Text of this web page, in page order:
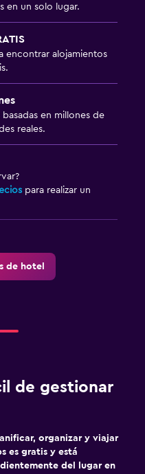
en un solo lugar.
encontrar alojamientos
en millones de
reales.
para realizar un
de hotel
de gestionar
organizar y viajar
es gratis y está
del lugar en